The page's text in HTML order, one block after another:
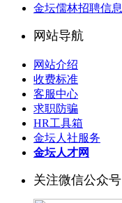
金坛儒林招聘信息
网站导航
网站介绍
收费标准
客服中心
求职防骗
HR工具箱
金坛人社服务
金坛人才网
关注微信公众号